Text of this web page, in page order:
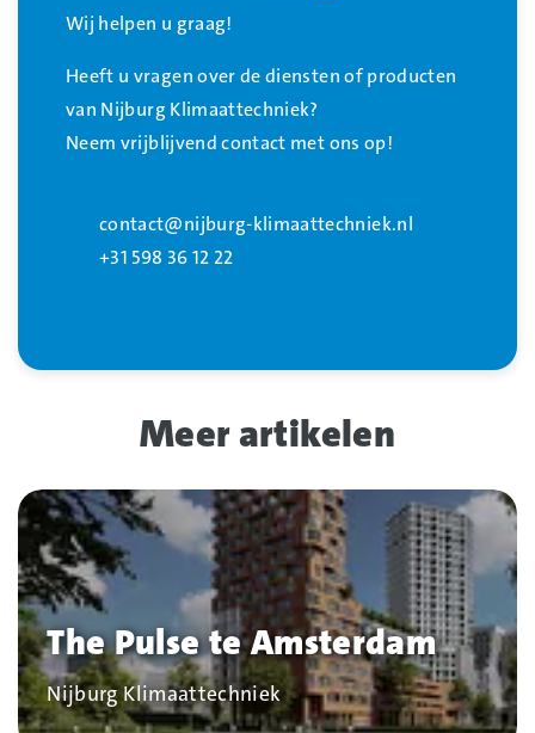
Wij helpen u graag!
Heeft u vragen over de diensten of producten
van Nijburg Klimaattechniek?
Neem vrijblijvend contact met ons op!
contact@nijburg-klimaattechniek.nl
+31 598 36 12 22
Meer artikelen
The Pulse te Amsterdam
Bedrijf
Nijburg Klimaattechniek